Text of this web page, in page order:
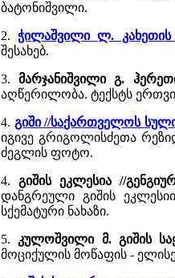
ბატონიშვილი.
2.ჭილაშვილი ლ. კახეთის
შესახებ.
3.მარჯანიშვილი გ.
აღწერილობა. ტექსტს
4. გიში //საქართველოს
იგივე გრიგოლისძეთა
ძეგლის ფოტო.
4. გიშის ეკლესია //
დანგრეული გიშის
სქემატური ნახაზი.
5. კულოშვილი მ. გიშის
მოციქულის მოწაფის -